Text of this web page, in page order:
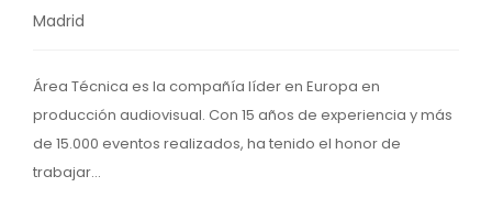
Madrid
Área Técnica es la compañía líder en Europa en
producción audiovisual. Con 15 años de experiencia y más
de 15.000 eventos realizados, ha tenido el honor de
trabajar...